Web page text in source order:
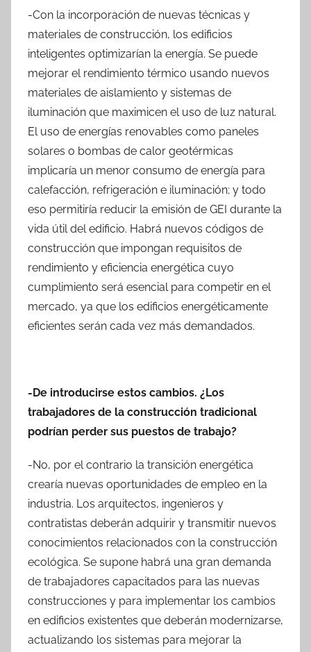
-Con la incorporación de nuevas técnicas y
materiales de construcción, los edificios
inteligentes optimizarían la energía. Se puede
mejorar el rendimiento térmico usando nuevos
materiales de aislamiento y sistemas de
iluminación que maximicen el uso de luz natural.
El uso de energías renovables como paneles
solares o bombas de calor geotérmicas
implicaría un menor consumo de energía para
calefacción, refrigeración e iluminación; y todo
eso permitiría reducir la emisión de GEI durante la
vida útil del edificio. Habrá nuevos códigos de
construcción que impongan requisitos de
rendimiento y eficiencia energética cuyo
cumplimiento será esencial para competir en el
mercado, ya que los edificios energéticamente
eficientes serán cada vez más demandados.
-De introducirse estos cambios. ¿Los
trabajadores de la construcción tradicional
podrían perder sus puestos de trabajo?
-No, por el contrario la transición energética
crearía nuevas oportunidades de empleo en la
industria. Los arquitectos, ingenieros y
contratistas deberán adquirir y transmitir nuevos
conocimientos relacionados con la construcción
ecológica. Se supone habrá una gran demanda
de trabajadores capacitados para las nuevas
construcciones y para implementar los cambios
en edificios existentes que deberán modernizarse,
actualizando los sistemas para mejorar la